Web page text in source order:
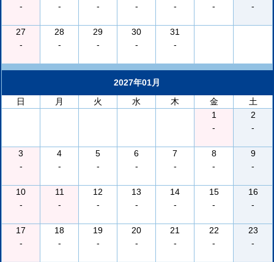
- - - - - - -
27
-
28
-
29
-
30
-
31
-
2027年01月
日
月 火 水 木 金
土
1
-
2
-
3
-
4
-
5
-
6
-
7
-
8
-
9
-
10
-
11
-
12
-
13
-
14
-
15
-
16
-
17
-
18
-
19
-
20
-
21
-
22
-
23
-